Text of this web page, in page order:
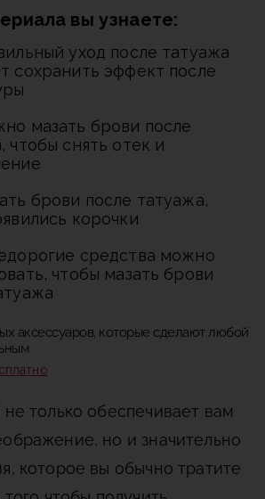
вы узнаете:
уход после татуажа
сохранить эффект после
мазать брови после
чтобы снять отек и
брови после татуажа,
корочки
средства можно
чтобы мазать брови
аксессуаров, которые сделают любой
только обеспечивает вам
но и значительно
которое вы обычно тратите